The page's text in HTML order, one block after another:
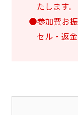
たします
●参加費お
セル・返